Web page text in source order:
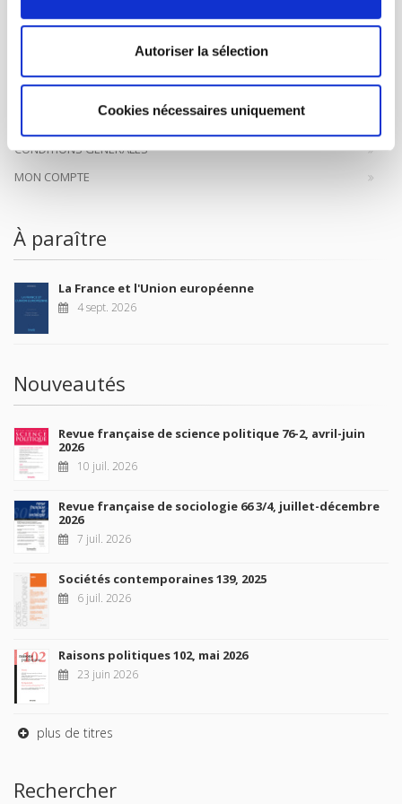
Autoriser la sélection
Cookies nécessaires uniquement
FOREIGN RIGHTS
POUR LES LIBRAIRES
CONDITIONS GÉNÉRALES
MON COMPTE
À paraître
La France et l'Union européenne
4 sept. 2026
Nouveautés
Revue française de science politique 76-2, avril-juin
2026
10 juil. 2026
Revue française de sociologie 66 3/4, juillet-décembre
2026
7 juil. 2026
Sociétés contemporaines 139, 2025
6 juil. 2026
Raisons politiques 102, mai 2026
23 juin 2026
plus de titres
Rechercher